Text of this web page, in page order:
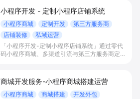
小程序开发 - 定制小程序店铺系统
小程序商城 定制开发
第三方服务商
店铺装修
私域运营
「小程序开发-定制小程序店铺系统」通过零代
码小程序商城、多渠道引流与第三方服务商定制
私域运营场景，提升获客与复购，实现线上生意
增长。
商城开发服务-小程序商城搭建运营
小程序商城 商城搭建
开发外包